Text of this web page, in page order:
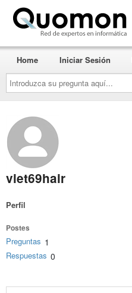
Introduzca
su
pregunta
aquí...
Home Iniciar Sesión
viet69hair
Perfil
Postes
Preguntas 1
Respuestas 0